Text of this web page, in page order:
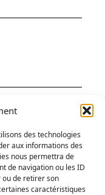
des technologies
aux informations des
nous permettra de
de navigation ou les ID
ou de retirer son
caractéristiques